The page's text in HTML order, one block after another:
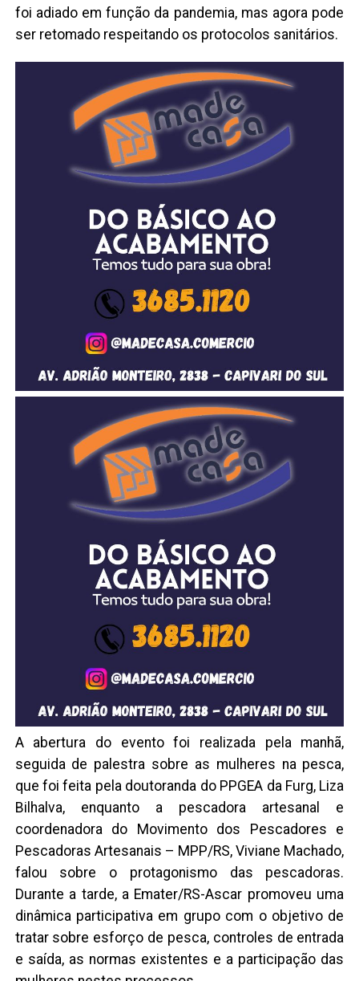
foi adiado em função da pandemia, mas agora pode
ser retomado respeitando os protocolos sanitários.
A abertura do evento foi realizada pela manhã,
seguida de palestra sobre as mulheres na pesca,
que foi feita pela doutoranda do PPGEA da Furg, Liza
Bilhalva, enquanto a pescadora artesanal e
coordenadora do Movimento dos Pescadores e
Pescadoras Artesanais – MPP/RS, Viviane Machado,
falou sobre o protagonismo das pescadoras.
Durante a tarde, a Emater/RS-Ascar promoveu uma
dinâmica participativa em grupo com o objetivo de
tratar sobre esforço de pesca, controles de entrada
e saída, as normas existentes e a participação das